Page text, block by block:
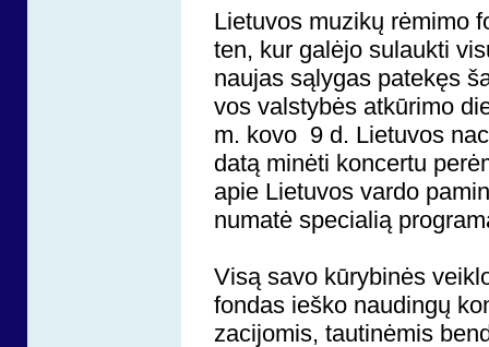
Lie­tu­vos mu­zi­kų rė­mi­mo
ten, kur ga­lė­jo su­lauk­ti
nau­jas są­ly­gas pa­te­kęs
vos vals­ty­bės at­kū­ri­mo
m. kovo 9 d. Lie­tu­vos
da­tą mi­nė­ti kon­cer­tu
apie Lie­tu­vos var­do
nu­ma­tė specialią
Vi­są sa­vo kū­ry­bi­nės
fon­das ieš­ko nau­din­gų
za­ci­jo­mis, tau­ti­nė­mis